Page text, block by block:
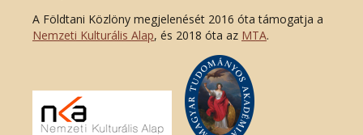
A Földtani Közlöny megjelenését 2016 óta támogatja a
Nemzeti Kulturális Alap, és 2018 óta az MTA.